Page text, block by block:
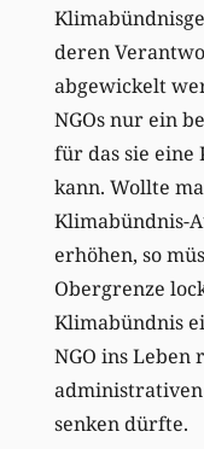
deren
abgewickelt
NGOs nur ein
für das sie
kann. Wollte
Klimabündnis-
erhöhen, so
Obergrenze
Klimabündnis
NGO ins Leben
senken dürfte.